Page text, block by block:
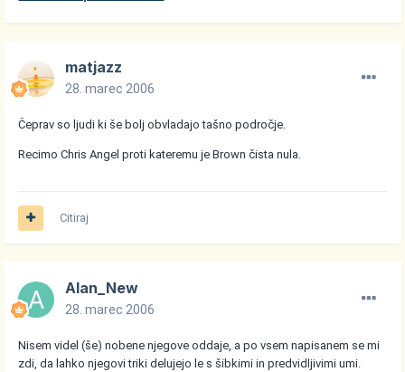
matjazz
28. marec 2006
Čeprav so ljudi ki še bolj obvladajo tašno področje.
Recimo Chris Angel proti kateremu je Brown čista nula.
Citiraj
Alan_New
28. marec 2006
Nisem videl (še) nobene njegove oddaje, a po vsem napisanem se mi
zdi, da lahko njegovi triki delujejo le s šibkimi in predvidljivimi umi.